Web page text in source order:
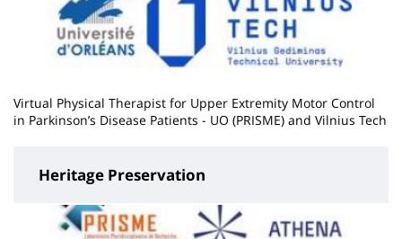
Virtual Physical Therapist for Upper Extremity Motor Control
in Parkinson’s Disease Patients - UO (PRISME) and Vilnius Tech
Heritage Preservation